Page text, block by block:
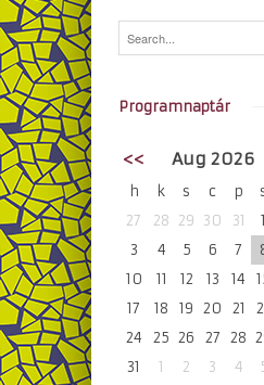
Programnaptár
<< Aug 2026
h k s c p
27
28 29 30 31 1
3
4 5 6 7
10
11 12 13 14
17
18 19 20 21
24
25 26 27 28
31
1 2 3 4